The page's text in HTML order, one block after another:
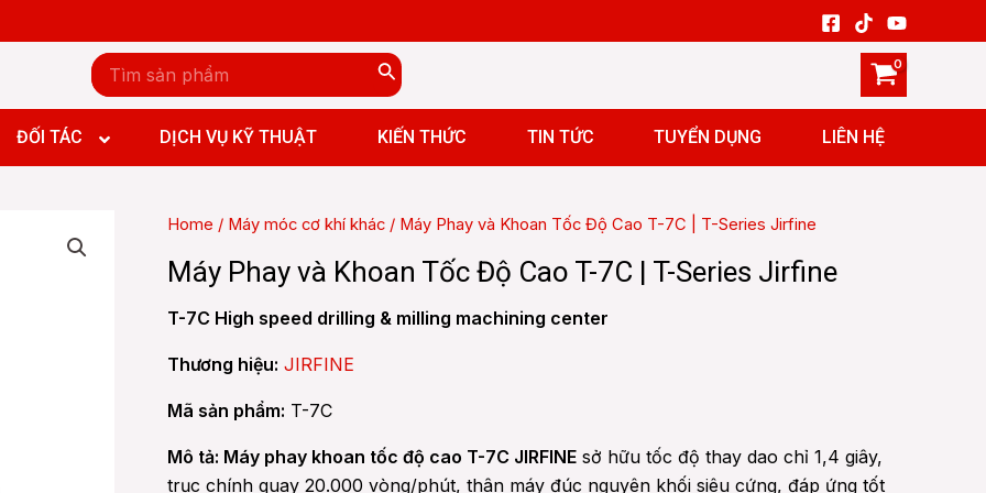
Search
for:
CNC
ngang CNC
Boring and Milling machine CNC
ĐỐI TÁC DỊCH VỤ KỸ THUẬT KIẾN THỨC TIN TỨC TUYỂN DỤNG LIÊN HỆ
CNC
đứng CNC
Boring and Milling machine CNC
Home / Máy móc cơ khí khác / Máy Phay và Khoan Tốc Độ Cao T-7C | T-Series Jirfine
Máy Phay và Khoan Tốc Độ Cao T-7C | T-Series Jirfine
T-7C High speed drilling & milling machining center
Thương hiệu: JIRFINE
Mã sản phẩm: T-7C
Mô tả: Máy phay khoan tốc độ cao T-7C JIRFINE sở hữu tốc độ thay dao chỉ 1,4 giây,
trục chính quay 20.000 vòng/phút, thân máy đúc nguyên khối siêu cứng, đáp ứng tốt